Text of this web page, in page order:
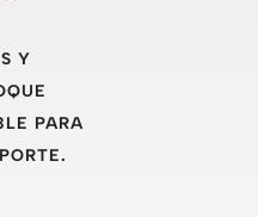
Y
PARA